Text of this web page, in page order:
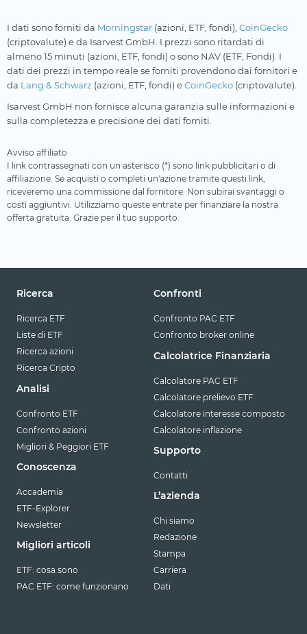
I dati sono forniti da Morningstar (azioni, ETF, fondi), CoinGecko
(criptovalute) e da Isarvest GmbH. I prezzi sono ritardati di
almeno 15 minuti (azioni, ETF, fondi) o sono NAV (ETF, Fondi). I
dati dei prezzi in tempo reale se forniti provendono dai fornitori e
da Lang & Schwarz (azioni, ETF, fondi) eCoinGecko (criptovalute).
Isarvest GmbH non fornisce alcuna garanzia sulle informazioni e
sulla completezza e precisione dei dati forniti.
Avviso affiliato
I link contrassegnati con un asterisco (*) sono link pubblicitari o di
affiliazione. Se acquisti o completi un'azione tramite questi link,
riceveremo una commissione dal fornitore. Non subirai svantaggi o
costi aggiuntivi. Utilizziamo queste entrate per finanziare la nostra
offerta gratuita. Grazie per il tuo supporto.
Ricerca
Ricerca ETF
Liste di ETF
Ricerca azioni
Ricerca Cripto
Analisi
Confronto ETF
Confronto azioni
Migliori & Peggiori ETF
Conoscenza
Accademia
ETF-Explorer
Newsletter
Migliori articoli
ETF: cosa sono
PAC ETF: come funzionano
Confronti
Confronto PAC ETF
Confronto broker online
Calcolatrice Finanziaria
Calcolatore PAC ETF
Calcolatore prelievo ETF
Calcolatore interesse composto
Calcolatore inflazione
Supporto
Contatti
L’azienda
Chi siamo
Redazione
Stampa
Carriera
Dati